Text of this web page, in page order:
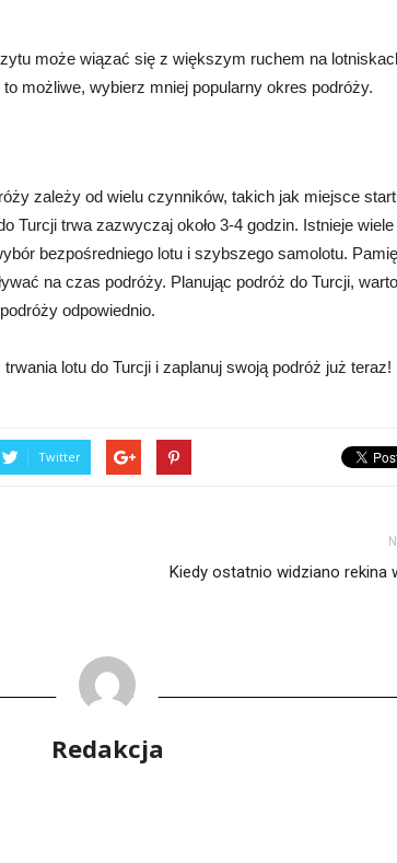
może wiązać się z większym ruchem na
możliwe, wybierz mniej popularny okres podróży.
zależy od wielu czynników, takich jak miejsce
Turcji trwa zazwyczaj około 3-4 godzin. Istnieje
bezpośredniego lotu i szybszego samolotu.
na czas podróży. Planując podróż do Turcji,
odpowiednio.
lotu do Turcji i zaplanuj swoją podróż już teraz!
Twitter
Kiedy ostatnio widziano rekina
Redakcja